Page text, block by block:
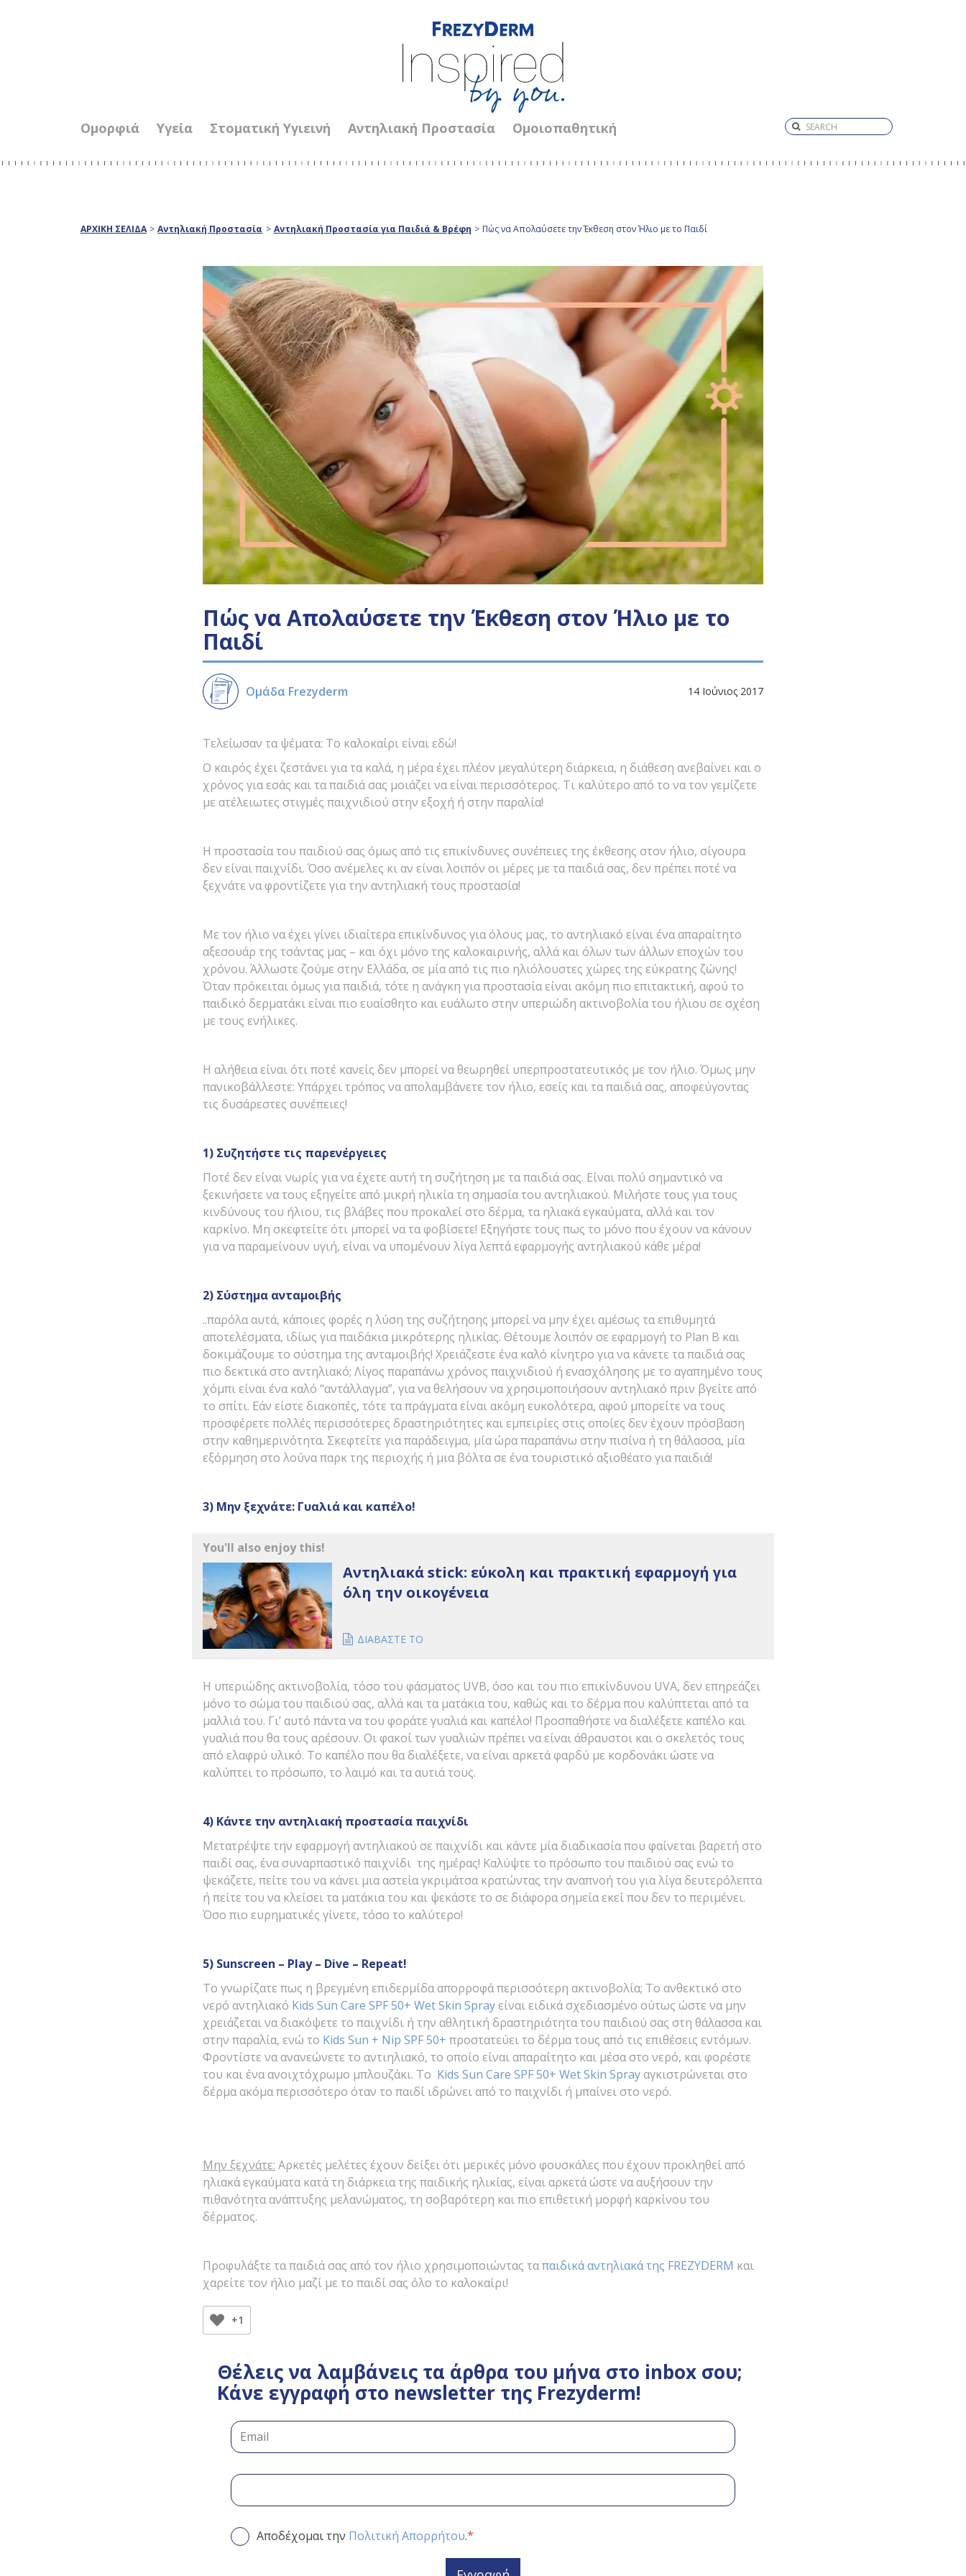
Ομορφιά Υγεία Στοματική Υγιεινή Αντηλιακή Προστασία Ομοιοπαθητική
ΑΡΧΙΚΗ ΣΕΛΙΔΑ > Αντηλιακή Προστασία > Αντηλιακή Προστασία για Παιδιά & Βρέφη > Πώς να Απολαύσετε την Έκθεση στον Ήλιο με το Παιδί
Πώς να Απολαύσετε την Έκθεση στον Ήλιο με το
Παιδί
Ομάδα Frezyderm 14 Ιούνιος 2017
Τελείωσαν τα ψέματα: Το καλοκαίρι είναι εδώ!
Ο καιρός έχει ζεστάνει για τα καλά, η μέρα έχει πλέον μεγαλύτερη διάρκεια, η διάθεση ανεβαίνει και ο
χρόνος για εσάς και τα παιδιά σας μοιάζει να είναι περισσότερος. Τι καλύτερο από το να τον γεμίζετε
με ατέλειωτες στιγμές παιχνιδιού στην εξοχή ή στην παραλία!
Η προστασία του παιδιού σας όμως από τις επικίνδυνες συνέπειες της έκθεσης στον ήλιο, σίγουρα
δεν είναι παιχνίδι. Όσο ανέμελες κι αν είναι λοιπόν οι μέρες με τα παιδιά σας, δεν πρέπει ποτέ να
ξεχνάτε να φροντίζετε για την αντηλιακή τους προστασία!
Με τον ήλιο να έχει γίνει ιδιαίτερα επικίνδυνος για όλους μας, το αντηλιακό είναι ένα απαραίτητο
αξεσουάρ της τσάντας μας – και όχι μόνο της καλοκαιρινής, αλλά και όλων των άλλων εποχών του
χρόνου. Άλλωστε ζούμε στην Ελλάδα, σε μία από τις πιο ηλιόλουστες χώρες της εύκρατης ζώνης!
Όταν πρόκειται όμως για παιδιά, τότε η ανάγκη για προστασία είναι ακόμη πιο επιτακτική, αφού το
παιδικό δερματάκι είναι πιο ευαίσθητο και ευάλωτο στην υπεριώδη ακτινοβολία του ήλιου σε σχέση
με τους ενήλικες.
Η αλήθεια είναι ότι ποτέ κανείς δεν μπορεί να θεωρηθεί υπερπροστατευτικός με τον ήλιο. Όμως μην
πανικοβάλλεστε: Υπάρχει τρόπος να απολαμβάνετε τον ήλιο, εσείς και τα παιδιά σας, αποφεύγοντας
τις δυσάρεστες συνέπειες!
1) Συζητήστε τις παρενέργειες
Ποτέ δεν είναι νωρίς για να έχετε αυτή τη συζήτηση με τα παιδιά σας. Είναι πολύ σημαντικό να
ξεκινήσετε να τους εξηγείτε από μικρή ηλικία τη σημασία του αντηλιακού. Μιλήστε τους για τους
κινδύνους του ήλιου, τις βλάβες που προκαλεί στο δέρμα, τα ηλιακά εγκαύματα, αλλά και τον
καρκίνο. Μη σκεφτείτε ότι μπορεί να τα φοβίσετε! Εξηγήστε τους πως το μόνο που έχουν να κάνουν
για να παραμείνουν υγιή, είναι να υπομένουν λίγα λεπτά εφαρμογής αντηλιακού κάθε μέρα!
2) Σύστημα ανταμοιβής
..παρόλα αυτά, κάποιες φορές η λύση της συζήτησης μπορεί να μην έχει αμέσως τα επιθυμητά
αποτελέσματα, ιδίως για παιδάκια μικρότερης ηλικίας. Θέτουμε λοιπόν σε εφαρμογή το Plan B και
δοκιμάζουμε το σύστημα της ανταμοιβής! Χρειάζεστε ένα καλό κίνητρο για να κάνετε τα παιδιά σας
πιο δεκτικά στο αντηλιακό; Λίγος παραπάνω χρόνος παιχνιδιού ή ενασχόλησης με το αγαπημένο τους
χόμπι είναι ένα καλό “αντάλλαγμα”, για να θελήσουν να χρησιμοποιήσουν αντηλιακό πριν βγείτε από
το σπίτι. Εάν είστε διακοπές, τότε τα πράγματα είναι ακόμη ευκολότερα, αφού μπορείτε να τους
προσφέρετε πολλές περισσότερες δραστηριότητες και εμπειρίες στις οποίες δεν έχουν πρόσβαση
στην καθημερινότητα. Σκεφτείτε για παράδειγμα, μία ώρα παραπάνω στην πισίνα ή τη θάλασσα, μία
εξόρμηση στο λούνα παρκ της περιοχής ή μια βόλτα σε ένα τουριστικό αξιοθέατο για παιδιά!
3) Μην ξεχνάτε: Γυαλιά και καπέλο!
You'll also enjoy this!
Αντηλιακά stick: εύκολη και πρακτική εφαρμογή για
όλη την οικογένεια
ΔΙΑΒΑΣΤΕ ΤΟ
Η υπεριώδης ακτινοβολία, τόσο του φάσματος UVB, όσο και του πιο επικίνδυνου UVA, δεν επηρεάζει
μόνο το σώμα του παιδιού σας, αλλά και τα ματάκια του, καθώς και το δέρμα που καλύπτεται από τα
μαλλιά του. Γι’ αυτό πάντα να του φοράτε γυαλιά και καπέλο! Προσπαθήστε να διαλέξετε καπέλο και
γυαλιά που θα τους αρέσουν. Οι φακοί των γυαλιών πρέπει να είναι άθραυστοι και ο σκελετός τους
από ελαφρύ υλικό. Το καπέλο που θα διαλέξετε, να είναι αρκετά φαρδύ με κορδονάκι ώστε να
καλύπτει το πρόσωπο, το λαιμό και τα αυτιά τους.
4) Κάντε την αντηλιακή προστασία παιχνίδι
Μετατρέψτε την εφαρμογή αντηλιακού σε παιχνίδι και κάντε μία διαδικασία που φαίνεται βαρετή στο
παιδί σας, ένα συναρπαστικό παιχνίδι της ημέρας! Καλύψτε το πρόσωπο του παιδιού σας ενώ το
ψεκάζετε, πείτε του να κάνει μια αστεία γκριμάτσα κρατώντας την αναπνοή του για λίγα δευτερόλεπτα
ή πείτε του να κλείσει τα ματάκια του και ψεκάστε το σε διάφορα σημεία εκεί που δεν το περιμένει.
Όσο πιο ευρηματικές γίνετε, τόσο το καλύτερο!
5) Sunscreen – Play – Dive – Repeat!
Το γνωρίζατε πως η βρεγμένη επιδερμίδα απορροφά περισσότερη ακτινοβολία; Το ανθεκτικό στο
νερό αντηλιακό Kids Sun Care SPF 50+ Wet Skin Spray είναι ειδικά σχεδιασμένο ούτως ώστε να μην
χρειάζεται να διακόψετε το παιχνίδι ή την αθλητική δραστηριότητα του παιδιού σας στη θάλασσα και
στην παραλία, ενώ το Kids Sun + Nip SPF 50+ προστατεύει το δέρμα τους από τις επιθέσεις εντόμων.
Φροντίστε να ανανεώνετε το αντιηλιακό, το οποίο είναι απαραίτητο και μέσα στο νερό, και φορέστε
του και ένα ανοιχτόχρωμο μπλουζάκι. Το Kids Sun Care SPF 50+ Wet Skin Sprayαγκιστρώνεται στο
δέρμα ακόμα περισσότερο όταν το παιδί ιδρώνει από το παιχνίδι ή μπαίνει στο νερό.
Μην ξεχνάτε: Αρκετές μελέτες έχουν δείξει ότι μερικές μόνο φουσκάλες που έχουν προκληθεί από
ηλιακά εγκαύματα κατά τη διάρκεια της παιδικής ηλικίας, είναι αρκετά ώστε να αυξήσουν την
πιθανότητα ανάπτυξης μελανώματος, τη σοβαρότερη και πιο επιθετική μορφή καρκίνου του
δέρματος.
Προφυλάξτε τα παιδιά σας από τον ήλιο χρησιμοποιώντας ταπαιδικά αντηλιακά της FREZYDERM και
χαρείτε τον ήλιο μαζί με το παιδί σας όλο το καλοκαίρι!
+1
Θέλεις να λαμβάνεις τα άρθρα του μήνα στο inbox σου;
Κάνε εγγραφή στο newsletter της Frezyderm!
Αποδέχομαι την Πολιτική Απορρήτου.*